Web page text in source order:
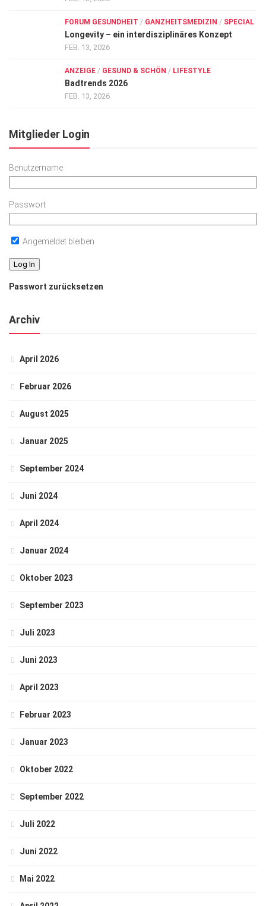
FORUM GESUNDHEIT / GANZHEITSMEDIZIN / SPECIAL
Longevity – ein interdisziplinäres Konzept
FEB. 13, 2026
ANZEIGE / GESUND & SCHÖN / LIFESTYLE
Badtrends 2026
FEB. 13, 2026
Mitglieder Login
Benutzername
Passwort
Angemeldet bleiben
Passwort zurücksetzen
Archiv
April 2026
Februar 2026
August 2025
Januar 2025
September 2024
Juni 2024
April 2024
Januar 2024
Oktober 2023
September 2023
Juli 2023
Juni 2023
April 2023
Februar 2023
Januar 2023
Oktober 2022
September 2022
Juli 2022
Juni 2022
Mai 2022